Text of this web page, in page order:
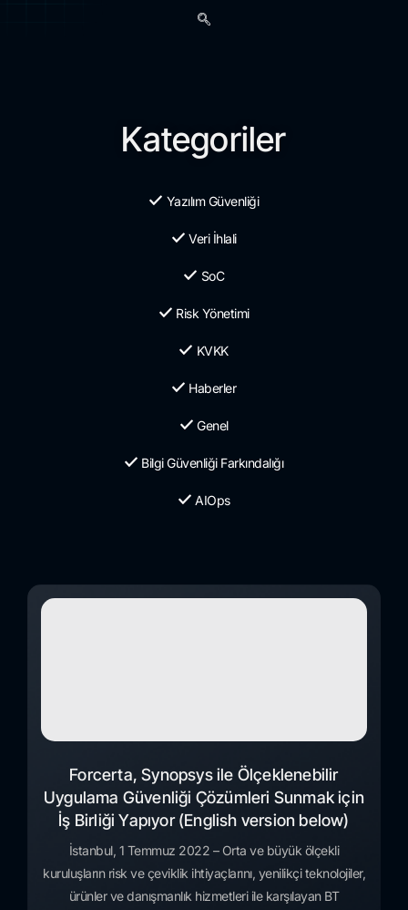
Kategoriler
Yazılım Güvenliği
Veri İhlali
SoC
Risk Yönetimi
KVKK
Haberler
Genel
Bilgi Güvenliği Farkındalığı
AIOps
Forcerta, Synopsys ile Ölçeklenebilir
Uygulama Güvenliği Çözümleri Sunmak için
İş Birliği Yapıyor (English version below)
İstanbul, 1 Temmuz 2022 – Orta ve büyük ölçekli
kuruluşların risk ve çeviklik ihtiyaçlarını, yenilikçi teknolojiler,
ürünler ve danışmanlık hizmetleri ile karşılayan BT